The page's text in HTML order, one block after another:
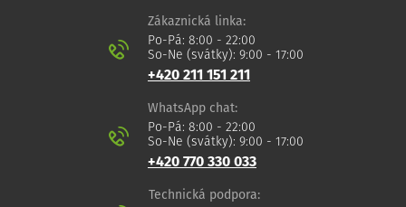
Zákaznická linka:
Po-Pá: 8:00 - 22:00
So-Ne (svátky): 9:00 - 17:00
+420 211 151 211
WhatsApp chat:
Po-Pá: 8:00 - 22:00
So-Ne (svátky): 9:00 - 17:00
+420 770 330 033
Technická podpora: